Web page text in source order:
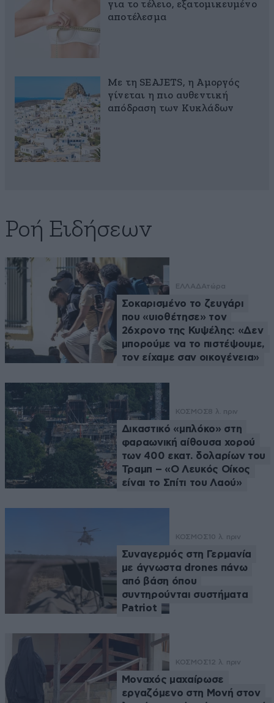
για το τέλειο, εξατομικευμένο
αποτέλεσμα
Με τη SEAJETS, η Αμοργός
γίνεται η πιο αυθεντική
απόδραση των Κυκλάδων
Ροή Ειδήσεων
ΕΛΛΑΔΑτώρα
Σοκαρισμένο το ζευγάρι
που «υιοθέτησε» τον
26χρονο της Κυψέλης: «Δεν
μπορούμε να το πιστέψουμε,
τον είχαμε σαν οικογένεια»
ΚΟΣΜΟΣ8 λ. πριν
Δικαστικό «μπλόκο» στη
φαραωνική αίθουσα χορού
των 400 εκατ. δολαρίων του
Τραμπ – «Ο Λευκός Οίκος
είναι το Σπίτι του Λαού»
ΚΟΣΜΟΣ 10 λ. πριν
Συναγερμός στη Γερμανία
με άγνωστα drones πάνω
από βάση όπου
συντηρούνται συστήματα
Patriot
ΚΟΣΜΟΣ 12 λ. πριν
Μοναχός μαχαίρωσε
εργαζόμενο στη Μονή στον